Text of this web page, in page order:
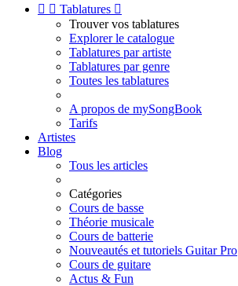
  Tablatures 
Trouver vos tablatures
Explorer le catalogue
Tablatures par artiste
Tablatures par genre
Toutes les tablatures
A propos de mySongBook
Tarifs
Artistes
Blog
Tous les articles
Catégories
Cours de basse
Théorie musicale
Cours de batterie
Nouveautés et tutoriels Guitar Pro
Cours de guitare
Actus & Fun